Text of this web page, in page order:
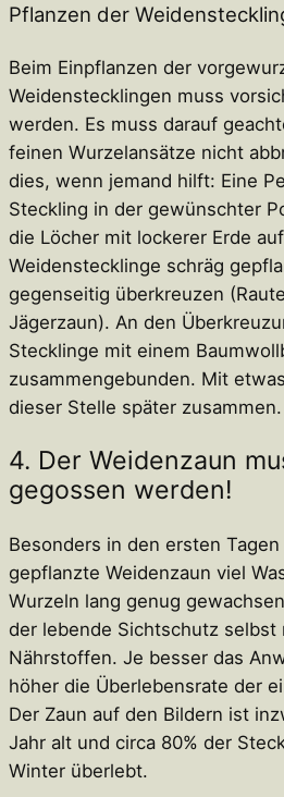
Pflanzen der
Beim Einpflanzen der
Weidenstecklingen muss
werden. Es muss darauf
feinen Wurzelansätze nicht
dies, wenn jemand hilft: Eine
Steckling in der gewünschter
die Löcher mit lockerer Erde
Weidenstecklinge schräg
gegenseitig überkreuzen
Jägerzaun). An den
Stecklinge mit einem
zusammengebunden. Mit
dieser Stelle später zusammen.
4. Der Weidenzaun
gegossen werden!
Besonders in den ersten
gepflanzte Weidenzaun viel
Wurzeln lang genug
der lebende Sichtschutz selbst
Nährstoffen. Je besser das
höher die Überlebensrate der
Der Zaun auf den Bildern ist
Jahr alt und circa 80% der
Winter überlebt.